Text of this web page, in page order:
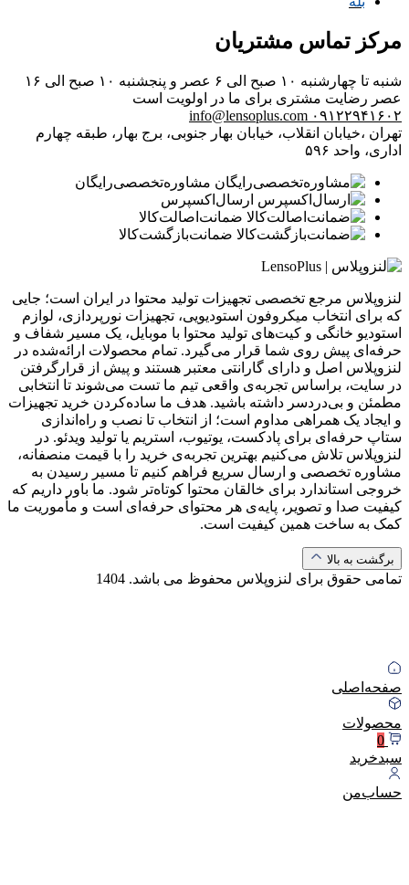
مرکز تماس مشتریان
شنبه تا چهارشنبه ۱۰ صبح الی ۶ عصر و پنجشنبه ۱۰ صبح الی ۱۶
عصر رضایت مشتری برای ما در اولویت است
۰۹۱۲۲۹۴۱۶۰۲ info@lensoplus.com
تهران ،خیابان انقلاب، خیابان بهار جنوبی، برج بهار، طبقه چهارم
اداری، واحد ۵۹۶
مشاوره‌تخصصی‌رایگان
ارسال‌اکسپرس
ضمانت‌اصالت‌کالا
ضمانت‌بازگشت‌کالا
لنزوپلاس مرجع تخصصی تجهیزات تولید محتوا در ایران است؛ جایی
که برای انتخاب میکروفون استودیویی، تجهیزات نورپردازی، لوازم
استودیو خانگی و کیت‌های تولید محتوا با موبایل، یک مسیر شفاف و
حرفه‌ای پیش روی شما قرار می‌گیرد. تمام محصولات ارائه‌شده در
لنزوپلاس اصل و دارای گارانتی معتبر هستند و پیش از قرارگرفتن
در سایت، براساس تجربه‌ی واقعی تیم ما تست می‌شوند تا انتخابی
مطمئن و بی‌دردسر داشته باشید. هدف ما ساده‌کردن خرید تجهیزات
و ایجاد یک همراهی مداوم است؛ از انتخاب تا نصب و راه‌اندازی
ستاپ حرفه‌ای برای پادکست، یوتیوب، استریم یا تولید ویدئو. در
لنزوپلاس تلاش می‌کنیم بهترین تجربه‌ی خرید را با قیمت منصفانه،
مشاوره تخصصی و ارسال سریع فراهم کنیم تا مسیر رسیدن به
خروجی استاندارد برای خالقان محتوا کوتاه‌تر شود. ما باور داریم که
کیفیت صدا و تصویر، پایه‌ی هر محتوای حرفه‌ای است و مأموریت ما
کمک به ساخت همین کیفیت است.
برگشت به بالا
تمامی حقوق برای لنزوپلاس محفوظ می باشد. 1404
صفحه‌اصلی
محصولات
0
سبد‌خرید
حساب‌من